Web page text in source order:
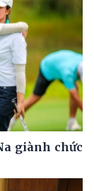
giành chức